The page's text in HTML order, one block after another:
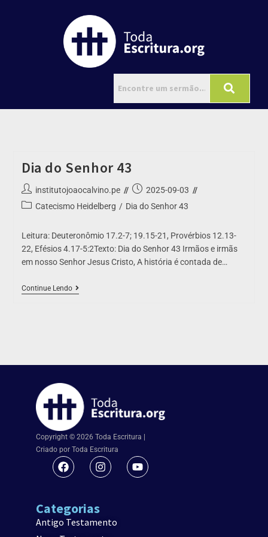
Dia do Senhor 43
institutojoaocalvino.pe
2025-09-03
Catecismo Heidelberg / Dia do Senhor 43
Leitura: Deuteronômio 17.2-7; 19.15-21, Provérbios 12.13-
22, Efésios 4.17-5:2Texto: Dia do Senhor 43 Irmãos e irmãs
em nosso Senhor Jesus Cristo, A história é contada de…
Continue Lendo
Copyright © 2026 Toda Escritura |
Criado por Toda Escritura
Categorias
Antigo Testamento